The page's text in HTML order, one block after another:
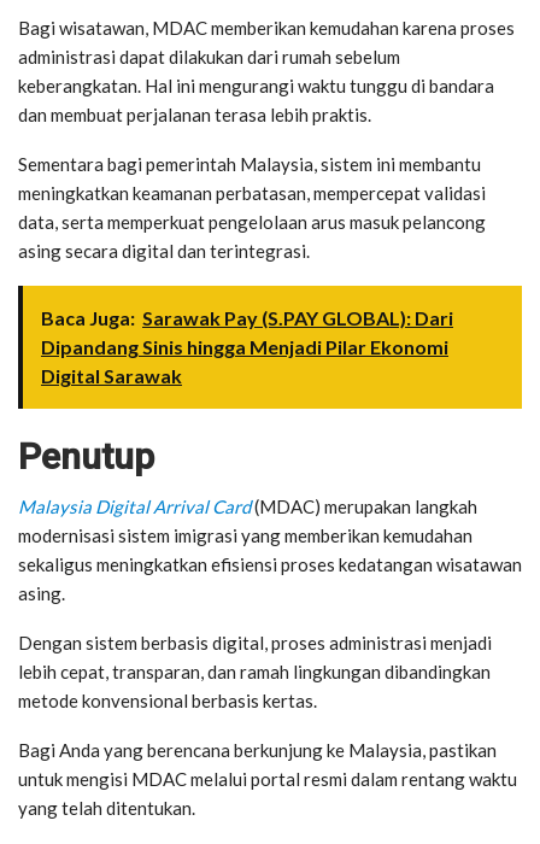
Bagi wisatawan, MDAC memberikan kemudahan karena proses
administrasi dapat dilakukan dari rumah sebelum
keberangkatan. Hal ini mengurangi waktu tunggu di bandara
dan membuat perjalanan terasa lebih praktis.
Sementara bagi pemerintah Malaysia, sistem ini membantu
meningkatkan keamanan perbatasan, mempercepat validasi
data, serta memperkuat pengelolaan arus masuk pelancong
asing secara digital dan terintegrasi.
Baca Juga: Sarawak Pay (S.PAY GLOBAL): Dari
Dipandang Sinis hingga Menjadi Pilar Ekonomi
Digital Sarawak
Penutup
Malaysia Digital Arrival Card(MDAC) merupakan langkah
modernisasi sistem imigrasi yang memberikan kemudahan
sekaligus meningkatkan efisiensi proses kedatangan wisatawan
asing.
Dengan sistem berbasis digital, proses administrasi menjadi
lebih cepat, transparan, dan ramah lingkungan dibandingkan
metode konvensional berbasis kertas.
Bagi Anda yang berencana berkunjung ke Malaysia, pastikan
untuk mengisi MDAC melalui portal resmi dalam rentang waktu
yang telah ditentukan.